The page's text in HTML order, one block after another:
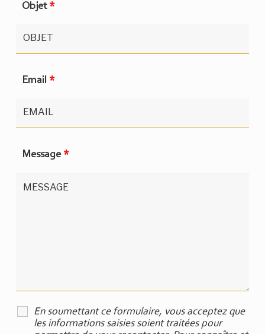
Objet *
Email *
Message *
En soumettant ce formulaire, vous acceptez que
les informations saisies soient traitées pour